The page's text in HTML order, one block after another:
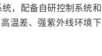
，配备自研控制系统和
温差、强紫外线环境下